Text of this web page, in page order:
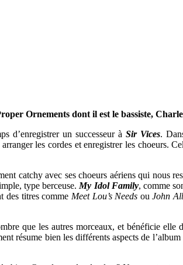
Ornements dont il est le bassiste,
d’enregistrer un successeur àSir Vices.
les cordes et enregistrer les choeurs.
catchy avec ses choeurs aériens qui nous
type berceuse. My Idol Family, comme
des titres comme Meet Lou’s Needs ouJohn
que les autres morceaux, et bénéficie
résume bien les différents aspects de